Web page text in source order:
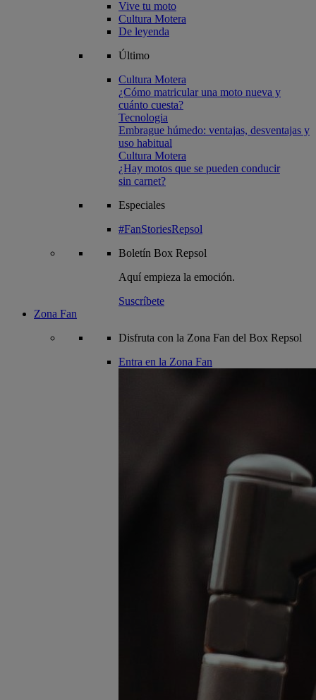
Vive tu moto
Cultura Motera
De leyenda
Último
Cultura Motera
¿Cómo matricular una moto nueva y
cuánto cuesta?
Tecnologia
Embrague húmedo: ventajas, desventajas y
uso habitual
Cultura Motera
¿Hay motos que se pueden conducir
sin carnet?
Especiales
#FanStoriesRepsol
Boletín Box Repsol
Aquí empieza la emoción.
Suscríbete
Zona Fan
Disfruta con la Zona Fan del Box Repsol
Entra en la Zona Fan